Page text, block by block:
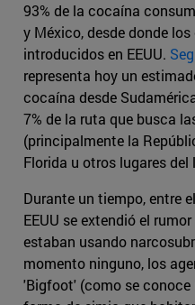
93% de la cocaína
y México, desde donde
introducidos en EEUU.
representa hoy un
cocaína desde
7% de la ruta que busca
(principalmente la
Florida u otros lugares
Durante un tiempo, entre
EEUU se extendió el
estaban usando
momento ninguno, los
'Bigfoot' (como se